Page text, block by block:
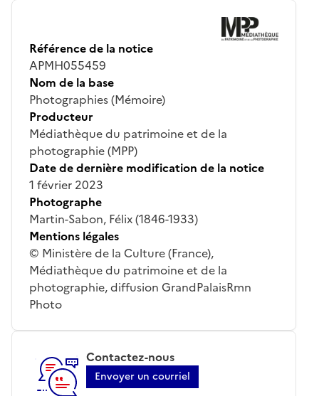
Référence de la notice
APMH055459
Nom de la base
Photographies (Mémoire)
Producteur
Médiathèque du patrimoine et de la
photographie (MPP)
Date de dernière modification de la notice
1 février 2023
Photographe
Martin-Sabon, Félix (1846-1933)
Mentions légales
© Ministère de la Culture (France),
Médiathèque du patrimoine et de la
photographie, diffusion GrandPalaisRmn
Photo
Contactez-nous
Envoyer un courriel